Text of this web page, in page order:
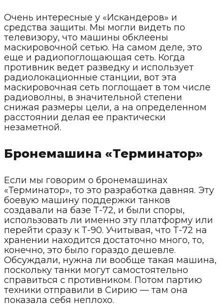
Очень интересные у «Искандеров» и
средства защиты. Мы могли видеть по
телевизору, что машины обклеены
маскировочной сетью. На самом деле, это
еще и радиопоглощающая сеть. Когда
противник ведет разведку и использует
радиолокационные станции, вот эта
маскировочная сеть поглощает в том числе
радиоволны, в значительной степени
снижая размеры цели, а на определенном
расстоянии делая ее практически
незаметной.
Бронемашина «Терминатор»
Если мы говорим о бронемашинах
«Терминатор», то это разработка давняя. Эту
боевую машину поддержки танков
создавали на базе Т-72, и были споры,
использовать ли именно эту платформу или
перейти сразу к Т-90. Учитывая, что Т-72 на
хранении находится достаточно много, то,
конечно, это было гораздо дешевле.
Обсуждали, нужна ли вообще такая машина,
поскольку танки могут самостоятельно
справиться с противником. Потом партию
техники отправили в Сирию — там она
показала себя неплохо.